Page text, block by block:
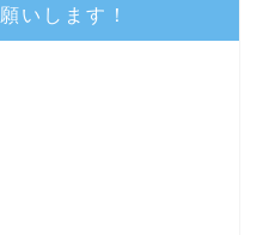
いします！